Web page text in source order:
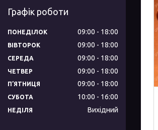
Графік роботи
ПОНЕДІЛОК 09:00 18:00
ВІВТОРОК 09:00 18:00
СЕРЕДА 09:00 18:00
ЧЕТВЕР 09:00 18:00
ПʼЯТНИЦЯ 09:00 18:00
СУБОТА 10:00 16:00
НЕДІЛЯ Вихідний